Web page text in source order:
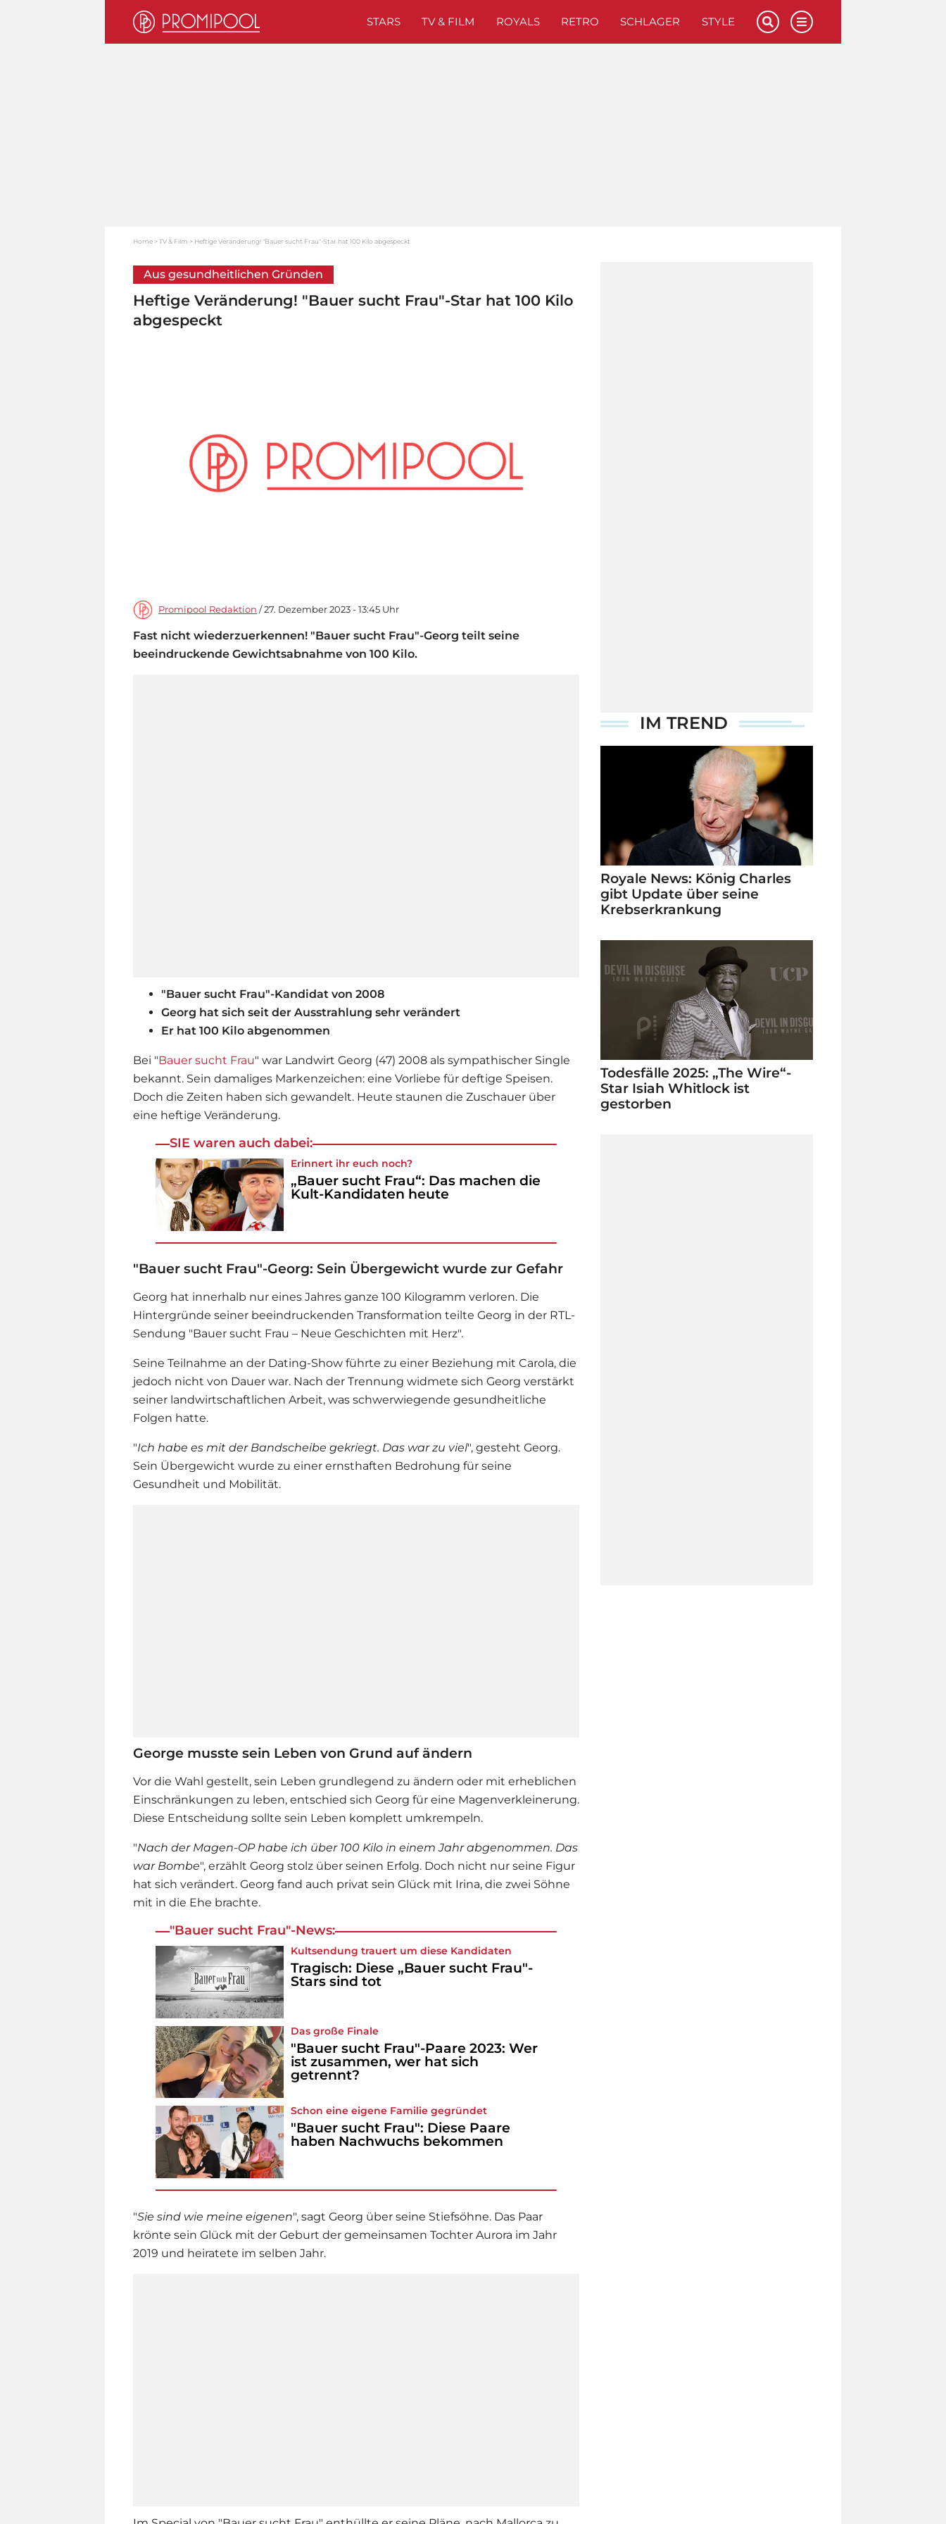
STARS TV & FILM ROYALS RETRO SCHLAGER STYLE
Home TV & Film Heftige Veränderung! "Bauer sucht Frau"-Star hat 100 Kilo abgespeckt
Aus gesundheitlichen Gründen
Heftige Veränderung! "Bauer sucht Frau"-Star hat 100 Kilo
abgespeckt
Promipool Redaktion / 27. Dezember 2023 - 13:45 Uhr
Fast nicht wiederzuerkennen! "Bauer sucht Frau"-Georg teilt seine
beeindruckende Gewichtsabnahme von 100 Kilo.
"Bauer sucht Frau"-Kandidat von 2008
Georg hat sich seit der Ausstrahlung sehr verändert
Er hat 100 Kilo abgenommen
Bei "Bauer sucht Frau" war Landwirt Georg (47) 2008 als sympathischer Single
bekannt. Sein damaliges Markenzeichen: eine Vorliebe für deftige Speisen.
Doch die Zeiten haben sich gewandelt. Heute staunen die Zuschauer über
eine heftige Veränderung.
SIE waren auch dabei:
Erinnert ihr euch noch?
„Bauer sucht Frau“: Das machen die
Kult-Kandidaten heute
"Bauer sucht Frau"-Georg: Sein Übergewicht wurde zur Gefahr
Georg hat innerhalb nur eines Jahres ganze 100 Kilogramm verloren. Die
Hintergründe seiner beeindruckenden Transformation teilte Georg in der RTL-
Sendung "Bauer sucht Frau – Neue Geschichten mit Herz".
Seine Teilnahme an der Dating-Show führte zu einer Beziehung mit Carola, die
jedoch nicht von Dauer war. Nach der Trennung widmete sich Georg verstärkt
seiner landwirtschaftlichen Arbeit, was schwerwiegende gesundheitliche
Folgen hatte.
"Ich habe es mit der Bandscheibe gekriegt. Das war zu viel", gesteht Georg.
Sein Übergewicht wurde zu einer ernsthaften Bedrohung für seine
Gesundheit und Mobilität.
George musste sein Leben von Grund auf ändern
Vor die Wahl gestellt, sein Leben grundlegend zu ändern oder mit erheblichen
Einschränkungen zu leben, entschied sich Georg für eine Magenverkleinerung.
Diese Entscheidung sollte sein Leben komplett umkrempeln.
"Nach der Magen-OP habe ich über 100 Kilo in einem Jahr abgenommen. Das
war Bombe", erzählt Georg stolz über seinen Erfolg. Doch nicht nur seine Figur
hat sich verändert. Georg fand auch privat sein Glück mit Irina, die zwei Söhne
mit in die Ehe brachte.
"Bauer sucht Frau"-News:
Kultsendung trauert um diese Kandidaten
Tragisch: Diese „Bauer sucht Frau"-
Stars sind tot
Das große Finale
"Bauer sucht Frau"-Paare 2023: Wer
ist zusammen, wer hat sich
getrennt?
Schon eine eigene Familie gegründet
"Bauer sucht Frau": Diese Paare
haben Nachwuchs bekommen
"Sie sind wie meine eigenen", sagt Georg über seine Stiefsöhne. Das Paar
krönte sein Glück mit der Geburt der gemeinsamen Tochter Aurora im Jahr
2019 und heiratete im selben Jahr.
IM TREND
Royale News: König Charles
gibt Update über seine
Krebserkrankung
Todesfälle 2025: „The Wire“-
Star Isiah Whitlock ist
gestorben